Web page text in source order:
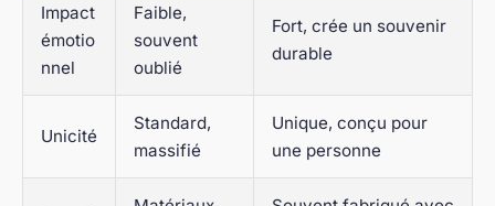
Impact
émotio
nnel
Faible,
souvent
oublié
Fort, crée un souvenir
durable
Unicité
Standard,
massifié
Unique, conçu pour
une personne